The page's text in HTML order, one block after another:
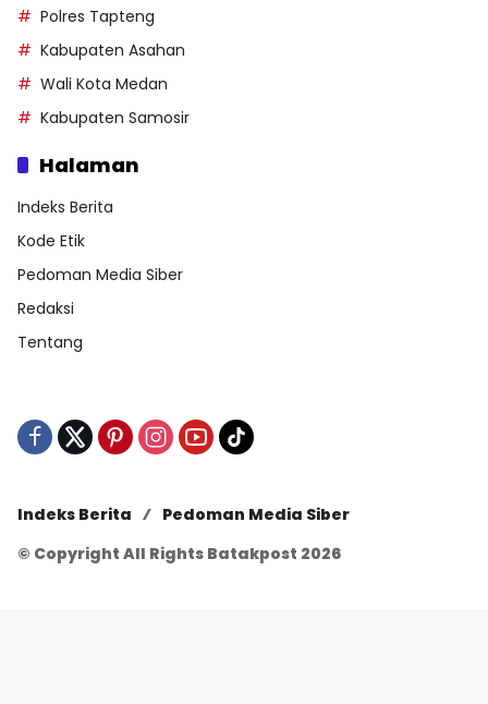
Polres Tapteng
Kabupaten Asahan
Wali Kota Medan
Kabupaten Samosir
Halaman
Indeks Berita
Kode Etik
Pedoman Media Siber
Redaksi
Tentang
Indeks Berita
Pedoman Media Siber
© Copyright All Rights Batakpost 2026